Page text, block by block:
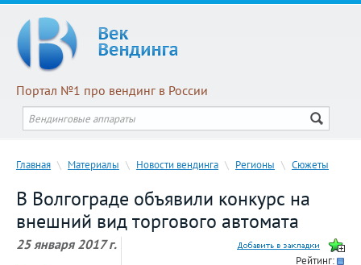
Портал №1 про вендинг в России
Главная \ Материалы \ Новости вендинга \ Регионы \ Сюжеты
В Волгограде объявили конкурс на
внешний вид торгового автомата
25 января 2017 г.
Рейтинг: